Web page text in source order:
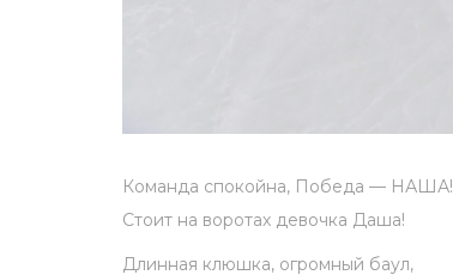
Команда спокойна, Победа — НАША!
Стоит на воротах девочка Даша!
Длинная клюшка, огромный баул,